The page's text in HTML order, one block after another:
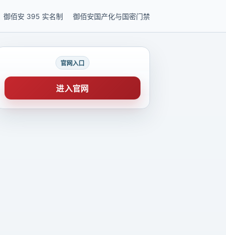
御佰安 395 实名制 御佰安国产化与国密门禁
官网入口
进入官网